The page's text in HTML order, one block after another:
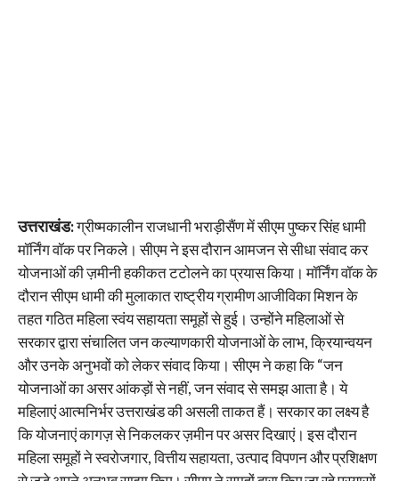
उत्तराखंड:ग्रीष्मकालीन राजधानी भराड़ीसैंण में सीएम पुष्कर सिंह धामी
मॉर्निंग वॉक पर निकले। सीएम ने इस दौरान आमजन से सीधा संवाद कर
योजनाओं की ज़मीनी हकीकत टटोलने का प्रयास किया। मॉर्निंग वॉक के
दौरान सीएम धामी की मुलाकात राष्ट्रीय ग्रामीण आजीविका मिशन के
तहत गठित महिला स्वंय सहायता समूहों से हुई। उन्होंने महिलाओं से
सरकार द्वारा संचालित जन कल्याणकारी योजनाओं के लाभ, क्रियान्वयन
और उनके अनुभवों को लेकर संवाद किया। सीएम ने कहा कि “जन
योजनाओं का असर आंकड़ों से नहीं, जन संवाद से समझ आता है। ये
महिलाएं आत्मनिर्भर उत्तराखंड की असली ताकत हैं। सरकार का लक्ष्य है
कि योजनाएं कागज़ से निकलकर ज़मीन पर असर दिखाएं। इस दौरान
महिला समूहों ने स्वरोजगार, वित्तीय सहायता, उत्पाद विपणन और प्रशिक्षण